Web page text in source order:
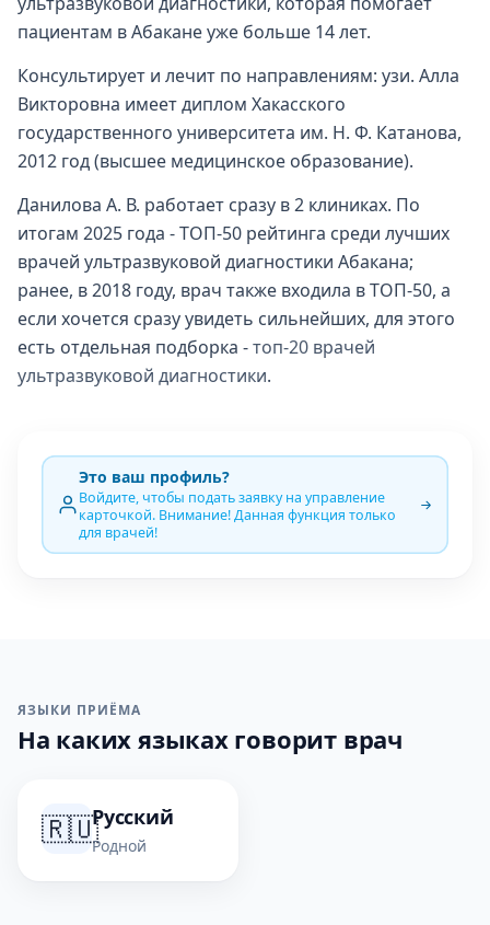
пациентам в Абакане уже больше 14 лет.
Консультирует и лечит по направлениям: узи. Алла
Викторовна имеет диплом Хакасского
государственного университета им. Н. Ф. Катанова,
2012 год (высшее медицинское образование).
Данилова А. В. работает сразу в 2 клиниках. По
итогам 2025 года - ТОП-50 рейтинга среди лучших
врачей ультразвуковой диагностики Абакана;
ранее, в 2018 году, врач также входила в ТОП-50, а
если хочется сразу увидеть сильнейших, для этого
есть отдельная подборка -топ-20 врачей
ультразвуковой диагностики.
Это ваш профиль?
Войдите, чтобы подать заявку на управление
карточкой. Внимание! Данная функция только
для врачей!
ЯЗЫКИ ПРИЁМА
На каких языках говорит врач
🇷🇺Русский
Родной